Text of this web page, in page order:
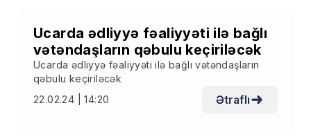
Ucarda ədliyyə fəaliyyəti ilə bağlı
vətəndaşların qəbulu keçiriləcək
Ucarda ədliyyə fəaliyyəti ilə bağlı vətəndaşların
qəbulu keçiriləcək
22.02.24 | 14:20
Ətraflı